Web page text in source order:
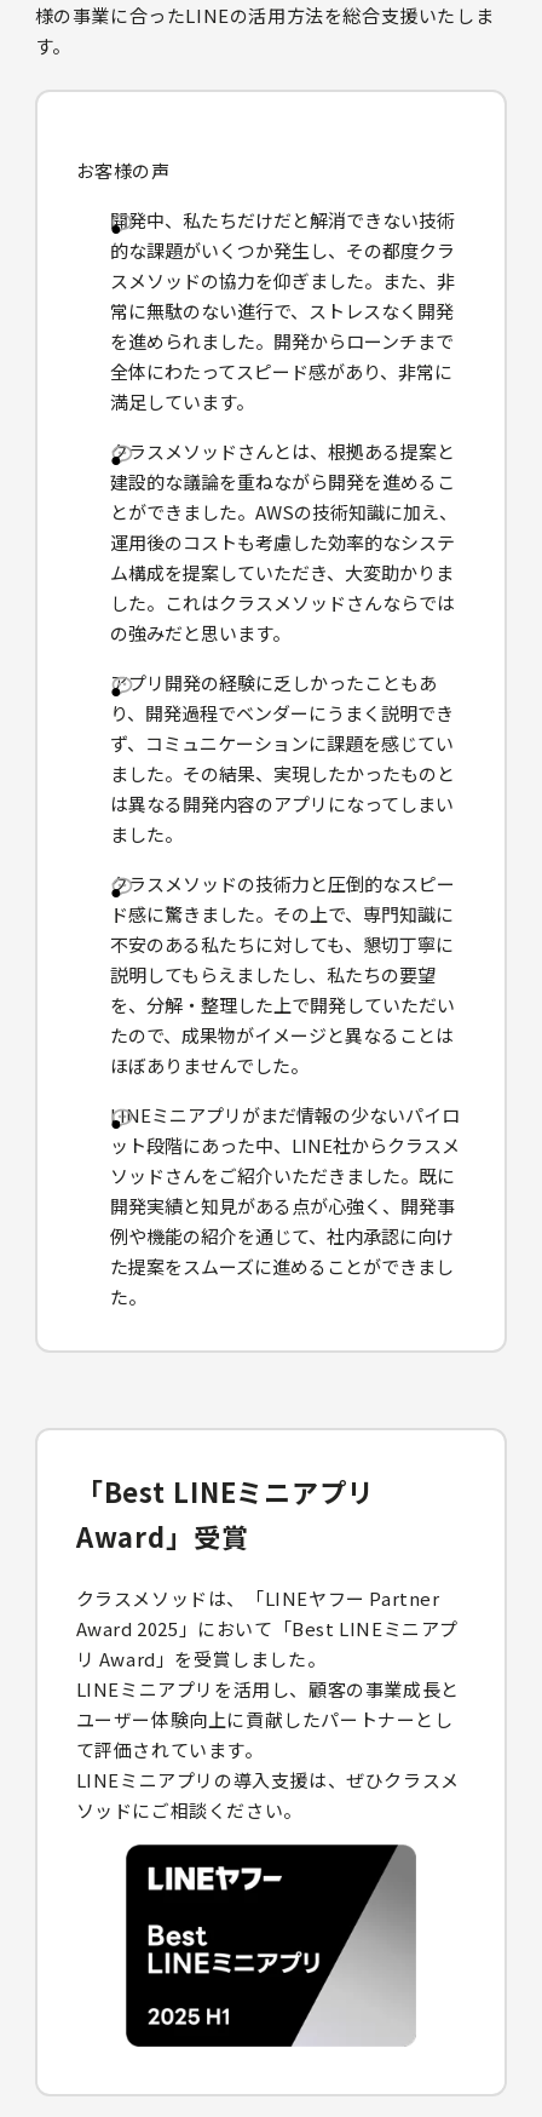
様の事業に合ったLINEの活用方法を総合支援いたしま
す。
お客様の声
開発中、私たちだけだと解消できない技術
的な課題がいくつか発生し、その都度クラ
スメソッドの協力を仰ぎました。また、非
常に無駄のない進行で、ストレスなく開発
を進められました。開発からローンチまで
全体にわたってスピード感があり、非常に
満足しています。
クラスメソッドさんとは、根拠ある提案と
建設的な議論を重ねながら開発を進めるこ
とができました。AWSの技術知識に加え、
運用後のコストも考慮した効率的なシステ
ム構成を提案していただき、大変助かりま
した。これはクラスメソッドさんならでは
の強みだと思います。
アプリ開発の経験に乏しかったこともあ
り、開発過程でベンダーにうまく説明でき
ず、コミュニケーションに課題を感じてい
ました。その結果、実現したかったものと
は異なる開発内容のアプリになってしまい
ました。
クラスメソッドの技術力と圧倒的なスピー
ド感に驚きました。その上で、専門知識に
不安のある私たちに対しても、懇切丁寧に
説明してもらえましたし、私たちの要望
を、分解・整理した上で開発していただい
たので、成果物がイメージと異なることは
ほぼありませんでした。
LINEミニアプリがまだ情報の少ないパイロ
ット段階にあった中、LINE社からクラスメ
ソッドさんをご紹介いただきました。既に
開発実績と知見がある点が心強く、開発事
例や機能の紹介を通じて、社内承認に向け
た提案をスムーズに進めることができまし
た。
「Best LINEミニアプリ
Award」受賞
クラスメソッドは、「LINEヤフー Partner
Award 2025」において「Best LINEミニアプ
リ Award」を受賞しました。
LINEミニアプリを活用し、顧客の事業成長と
ユーザー体験向上に貢献したパートナーとし
て評価されています。
LINEミニアプリの導入支援は、ぜひクラスメ
ソッドにご相談ください。